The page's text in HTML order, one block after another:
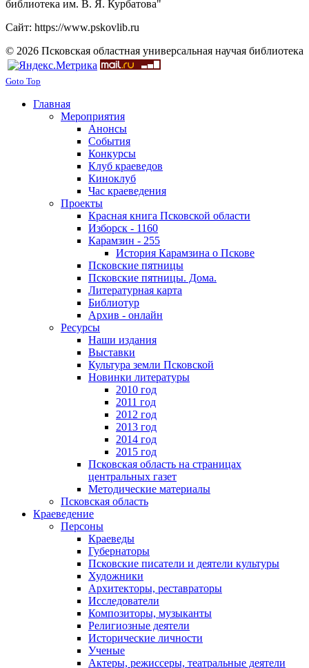
библиотека им. В. Я. Курбатова"
Сайт: https://www.pskovlib.ru
© 2026 Псковская областная универсальная научая библиотека
Goto Top
Главная
Мероприятия
Анонсы
События
Конкурсы
Клуб краеведов
Киноклуб
Час краеведения
Проекты
Красная книга Псковской области
Изборск - 1160
Карамзин - 255
История Карамзина о Пскове
Псковские пятницы
Псковские пятницы. Дома.
Литературная карта
Библиотур
Архив - онлайн
Ресурсы
Наши издания
Выставки
Культура земли Псковской
Новинки литературы
2010 год
2011 год
2012 год
2013 год
2014 год
2015 год
Псковская область на страницах
центральных газет
Методические материалы
Псковская область
Краеведение
Персоны
Краеведы
Губернаторы
Псковские писатели и деятели культуры
Художники
Архитекторы, реставраторы
Исследователи
Композиторы, музыканты
Религиозные деятели
Исторические личности
Ученые
Актеры, режиссеры, театральные деятели